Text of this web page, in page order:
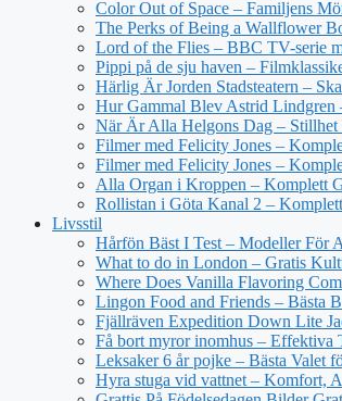
Color Out of Space – Familjens
The Perks of Being a Wallflower
Lord of the Flies – BBC TV-serie
Pippi på de sju haven –
Härlig Är Jorden Stadsteatern –
Hur Gammal Blev Astrid Lindgren
När Är Alla Helgons Dag – Stillhet
Filmer med Felicity Jones –
Filmer med Felicity Jones –
Alla Organ i Kroppen – Komplett
Rollistan i Göta Kanal 2 –
Livsstil
Hårfön Bäst I Test – Modeller För
What to do in London – Gratis
Where Does Vanilla Flavoring
Lingon Food and Friends – Bästa
Fjällräven Expedition Down Lite
Få bort myror inomhus – Effektiva
Leksaker 6 år pojke – Bästa Valet
Hyra stuga vid vattnet – Komfort,